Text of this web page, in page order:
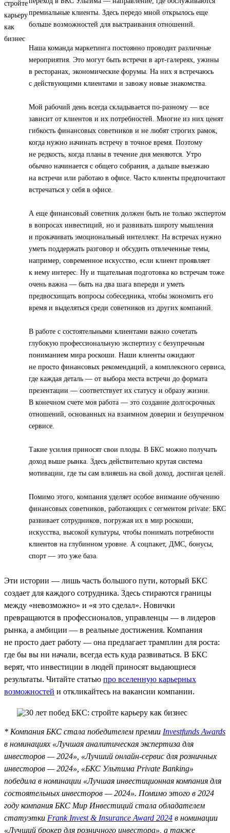
премиальные клиенты. Здесь передо мной открылось еще
больше возможностей для выстраивания отношений.
Наша команда маркетинга постоянно проводит различные
мероприятия. Это могут быть встречи в арт-галереях, ужины
в ресторанах, экономические форумы. На них я встречаюсь
с действующими клиентами и завожу новые знакомства.
Мой рабочий день всегда складывается по-разному — все
зависит от клиентов и их потребностей. Многие из них ценят
гибкость финансовых советников и не любят строгих рамок,
когда нужно начинать встречу в точное время. Поэтому
не редкость, когда планы в течение дня меняются. Утро
обычно начинается с общего собрания, а дальше выезжаю
на встречи или работаю в офисе. Часто клиенты предпочитают
встречаться у себя в офисе.
А еще финансовый советник должен быть не только экспертом
в вопросах инвестиций, но и развивать широту мышления
и прокачивать эмоциональный интеллект. На встречах нужно
уметь поддержать разговор и обсудить отвлеченные темы,
например, современное искусство, если клиент проявляет
к нему интерес. Ну и тщательная подготовка ко встречам тоже
очень важна — быть на два шага впереди и уметь
предвосхищать вопросы собеседника, чтобы экономить его
время и выделяться среди советников из других компаний.
В работе с состоятельными клиентами важно сочетать
глубокую профессиональную экспертизу с безупречным
пониманием мира роскоши. Наши клиенты ожидают
не просто финансовых рекомендаций, а комплексного сервиса,
где каждая деталь — от выбора места встречи до формата
презентации — соответствует их статусу и образу жизни.
В конечном счете моя работа — это создание долгосрочных
отношений, основанных на взаимном доверии и безупречном
сервисе.
Такие усилия приносят свои плоды. В БКС можно получать
доход выше рынка. Здесь действительно крутая система
мотивации, где ты сам влияешь на свой доход, достигая целей.
Помимо этого, компания уделяет особое внимание обучению
финансовых советников, работающих с сегментом private: БКС
развивает сотрудников, погружая их в мир роскоши,
искусства, высокой культуры, чтобы понимать потребности
клиентов на глубинном уровне. А соцпакет, ДМС, бонусы,
спорт — это уже база.
Эти истории — лишь часть большого пути, который БКС
создает для каждого сотрудника. Здесь стираются границы
между «невозможно» и «я это сделал». Новички
превращаются в профессионалов, управленцы — в лидеров
рынка, а амбиции — в реальные достижения. Компания
не просто дает работу — она предлагает трамплин для роста:
где бы вы ни начали, всегда есть куда развиваться. В БКС
верят, что инвестиции в людей приносят выдающиеся
результаты. Читайте статью про вселенную карьерных
возможностей и откликайтесь на вакансии компании.
* Компания БКС стала победителем премии Investfunds Awards
в номинациях «Лучшая аналитическая экспертиза для
инвесторов — 2024», «Лучший онлайн-сервис для розничных
инвесторов — 2024», «БКС Ультима Private Banking»
победила в номинации «Лучшая инвестиционная компания для
состоятельных инвесторов — 2024». Помимо этого в 2024
году компания БКС Мир Инвестиций стала обладателем
статуэтки Frank Invest & Insurance Award 2024 в номинации
«Лучший брокер для розничного инвестора», а также